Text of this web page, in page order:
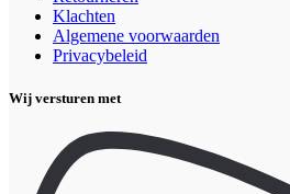
Klachten
Algemene voorwaarden
Privacybeleid
Wij versturen met